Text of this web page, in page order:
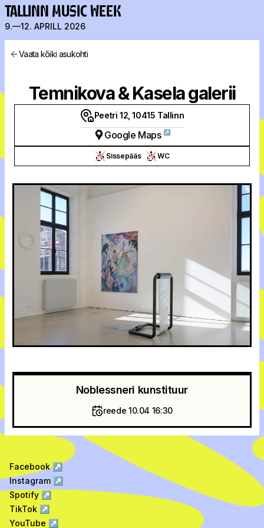
TALLINN MUSIC WEEK
9.—12. APRILL 2026
Vaata kõiki asukohti
Temnikova & Kasela galerii
Peetri 12, 10415 Tallinn
Google Maps ↗
Sissepääs WC
Noblessneri kunstituur
reede 10.04 16:30
Facebook↗
Instagram ↗
Spotify ↗
TikTok ↗
YouTube ↗